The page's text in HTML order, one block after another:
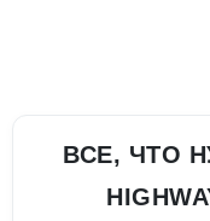
ВСЕ, ЧТО